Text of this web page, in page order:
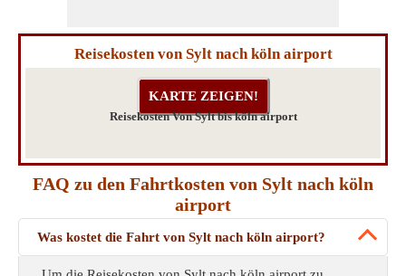
Reisekosten von Sylt nach köln airport
Reisekosten Von Sylt bis köln airport
FAQ zu den Fahrtkosten von Sylt nach köln
airport
Was kostet die Fahrt von Sylt nach köln airport?